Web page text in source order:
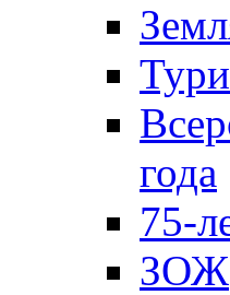
года
75-
ЗОЖ